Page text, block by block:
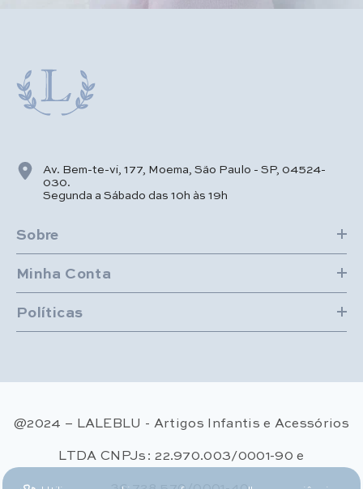
Av. Bem-te-vi, 177, Moema, São Paulo - SP, 04524-
030.
Segunda a Sábado das 10h às 19h
Sobre
Minha Conta
Políticas
@2024 – LALEBLU - Artigos Infantis e Acessórios
LTDA CNPJs: 22.970.003/0001-90 e